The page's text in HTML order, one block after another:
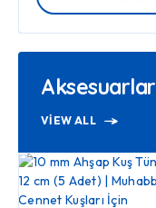
Aksesuarlar
VIEW ALL